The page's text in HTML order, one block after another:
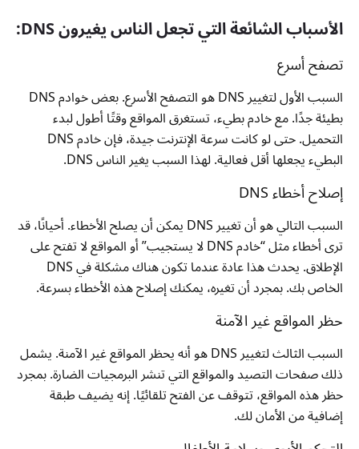
الأسباب الشائعة التي تجعل الناس يغيرون DNS:
تصفح أسرع
السبب الأول لتغيير DNS هو التصفح الأسرع. بعض خوادم DNS
بطيئة جدًا. مع خادم بطيء، تستغرق المواقع وقتًا أطول لبدء
التحميل. حتى لو كانت سرعة الإنترنت جيدة، فإن خادم DNS
البطيء يجعلها أقل فعالية. لهذا السبب يغير الناس DNS.
إصلاح أخطاء DNS
السبب التالي هو أن تغيير DNS يمكن أن يصلح الأخطاء. أحيانًا، قد
ترى أخطاء مثل “خادم DNS لا يستجيب” أو المواقع لا تفتح على
الإطلاق. يحدث هذا عادة عندما تكون هناك مشكلة في DNS
الخاص بك. بمجرد أن تغيره، يمكنك إصلاح هذه الأخطاء بسرعة.
حظر المواقع غير الآمنة
السبب الثالث لتغيير DNS هو أنه يحظر المواقع غير الآمنة. يشمل
ذلك صفحات التصيد والمواقع التي تنشر البرمجيات الضارة. بمجرد
حظر هذه المواقع، تتوقف عن الفتح تلقائيًا. إنه يضيف طبقة
إضافية من الأمان لك.